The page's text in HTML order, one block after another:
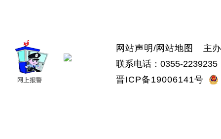
网站声明 /网站地图
主办
联系电话：0355-
晋ICP备19006141号